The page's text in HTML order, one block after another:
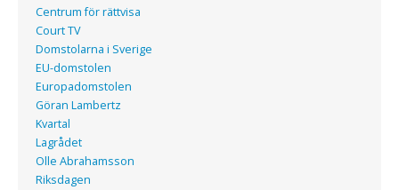
Centrum för rättvisa
Court TV
Domstolarna i Sverige
EU-domstolen
Europadomstolen
Göran Lambertz
Kvartal
Lagrådet
Olle Abrahamsson
Riksdagen